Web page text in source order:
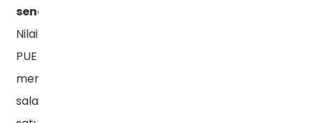
sendiri
Nilai
PUE
merupakan
salah